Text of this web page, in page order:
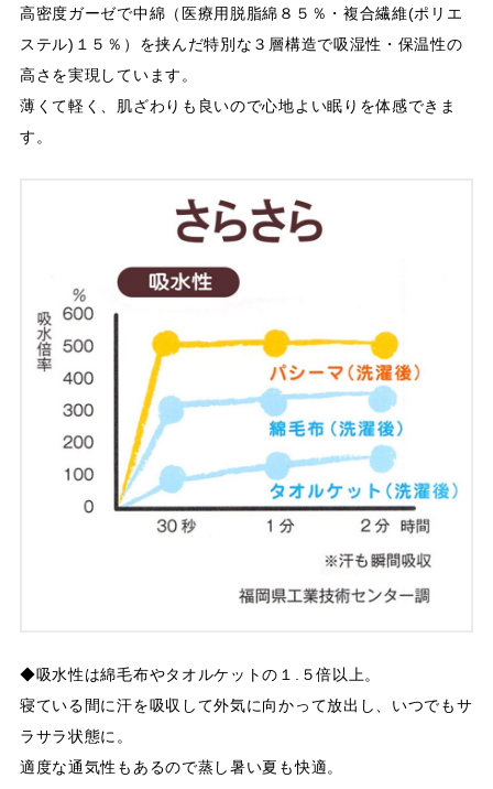
高密度ガーゼで中綿（医療用脱脂綿８５％・複合繊維(ポリエ
ステル)１５％）を挟んだ特別な３層構造で吸湿性・保温性の
高さを実現しています。
薄くて軽く、肌ざわりも良いので心地よい眠りを体感できま
す。
◆吸水性は綿毛布やタオルケットの１.５倍以上。
寝ている間に汗を吸収して外気に向かって放出し、いつでもサ
ラサラ状態に。
適度な通気性もあるので蒸し暑い夏も快適。